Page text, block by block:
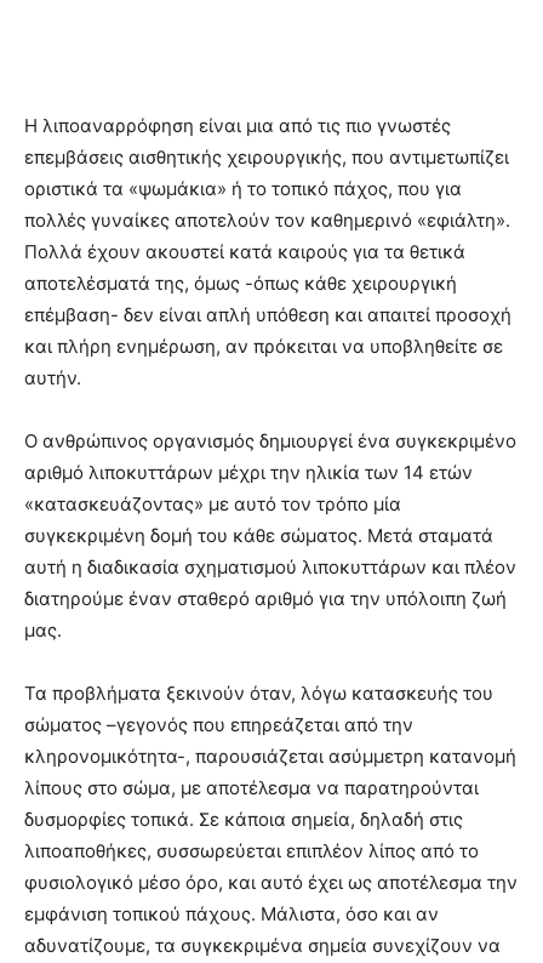
Η λιποαναρρόφηση είναι μια από τις πιο γνωστές
επεμβάσεις αισθητικής χειρουργικής, που αντιμετωπίζει
οριστικά τα «ψωμάκια» ή το τοπικό πάχος, που για
πολλές γυναίκες αποτελούν τον καθημερινό «εφιάλτη».
Πολλά έχουν ακουστεί κατά καιρούς για τα θετικά
αποτελέσματά της, όμως -όπως κάθε χειρουργική
επέμβαση- δεν είναι απλή υπόθεση και απαιτεί προσοχή
και πλήρη ενημέρωση, αν πρόκειται να υποβληθείτε σε
αυτήν.
Ο ανθρώπινος οργανισμός δημιουργεί ένα συγκεκριμένο
αριθμό λιποκυττάρων μέχρι την ηλικία των 14 ετών
«κατασκευάζοντας» με αυτό τον τρόπο μία
συγκεκριμένη δομή του κάθε σώματος. Μετά σταματά
αυτή η διαδικασία σχηματισμού λιποκυττάρων και πλέον
διατηρούμε έναν σταθερό αριθμό για την υπόλοιπη ζωή
μας.
Τα προβλήματα ξεκινούν όταν, λόγω κατασκευής του
σώματος –γεγονός που επηρεάζεται από την
κληρονομικότητα-, παρουσιάζεται ασύμμετρη κατανομή
λίπους στο σώμα, με αποτέλεσμα να παρατηρούνται
δυσμορφίες τοπικά. Σε κάποια σημεία, δηλαδή στις
λιποαποθήκες, συσσωρεύεται επιπλέον λίπος από το
φυσιολογικό μέσο όρο, και αυτό έχει ως αποτέλεσμα την
εμφάνιση τοπικού πάχους. Μάλιστα, όσο και αν
αδυνατίζουμε, τα συγκεκριμένα σημεία συνεχίζουν να